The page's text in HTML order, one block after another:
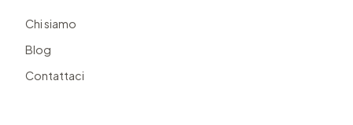
Chi siamo
Blog
Contattaci